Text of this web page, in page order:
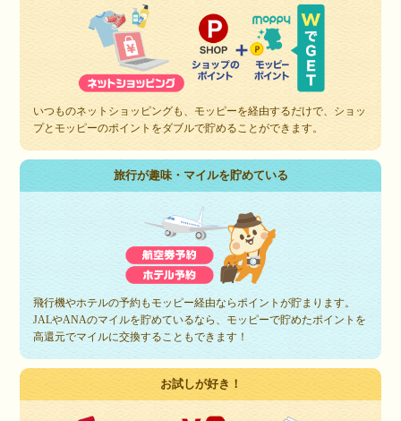
いつものネットショッピングも、モッピーを経由するだけで、ショッ
プとモッピーのポイントをダブルで貯めることができます。
旅行が趣味・マイルを貯めている
飛行機やホテルの予約もモッピー経由ならポイントが貯まります。
JALやANAのマイルを貯めているなら、モッピーで貯めたポイントを
高還元でマイルに交換することもできます！
お試しが好き！